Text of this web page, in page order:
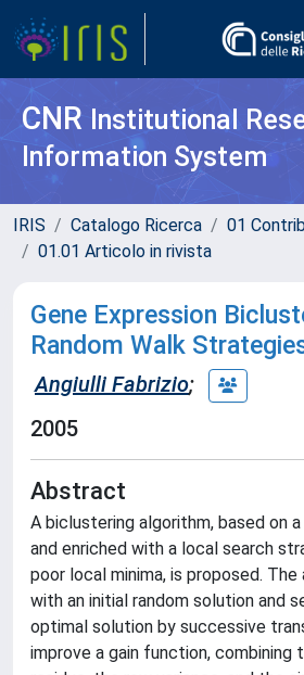
CNR Institutional
Information System
IRIS Catalogo Ricerca
01
01.01 Articolo in rivista
Gene Expression
Random Walk
Angiulli Fabrizio;
2005
Abstract
A biclustering algorithm, based on
and enriched with a local search
poor local minima, is proposed.
with an initial random solution and
optimal solution by successive
improve a gain function, combining